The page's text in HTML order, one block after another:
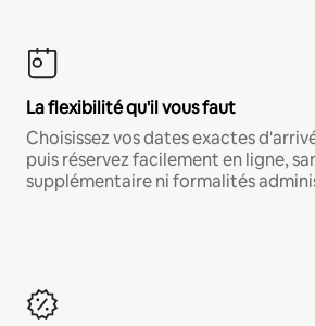
La flexibilité qu'il vous faut
Choisissez vos dates exactes
puis réservez facilement en ligne,
supplémentaire ni formalités